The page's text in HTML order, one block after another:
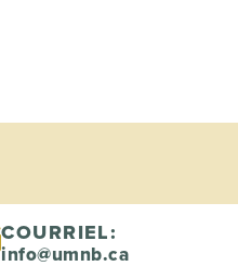
COURRIEL:
info@umnb.ca